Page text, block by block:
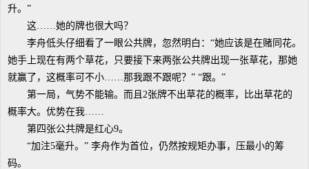
升。”
这……她的牌也很大吗？
李舟低头仔细看了一眼公共牌，忽然明白：“她应该是在赌同花。
她手上现在有两个草花，只要接下来两张公共牌出现一张草花，那她
就赢了，这概率可不小……那我跟不跟呢？” “跟。”
第一局，气势不能输。而且2张牌不出草花的概率，比出草花的
概率大。优势在我……
第四张公共牌是红心9。
“加注5毫升。” 李舟作为首位，仍然按规矩办事，压最小的筹
码。